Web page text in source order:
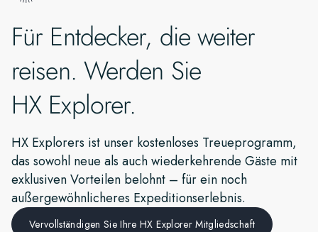
Deutschland
Vereinigtes Königreich (England, Schottland, Wales und
Deutschland
Schweiz
Frankreich
Schweden
Für Entdecker, die weiter
reisen. Werden Sie
HX Explorer.
HX Explorers ist unser kostenloses Treueprogramm,
das sowohl neue als auch wiederkehrende Gäste mit
exklusiven Vorteilen belohnt – für ein noch
außergewöhnlicheres Expeditionserlebnis.
Vervollständigen Sie Ihre HX Explorer Mitgliedschaft